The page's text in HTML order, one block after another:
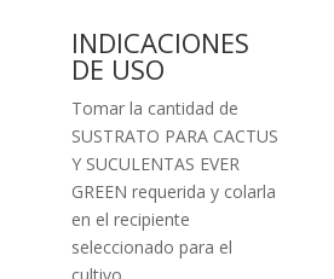
INDICACIONES
DE USO
Tomar la cantidad de
SUSTRATO PARA CACTUS
Y SUCULENTAS EVER
GREEN requerida y colarla
en el recipiente
seleccionado para el